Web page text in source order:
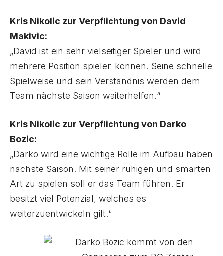
Kris Nikolic zur Verpflichtung von David
Makivic:
„David ist ein sehr vielseitiger Spieler und wird
mehrere Position spielen können. Seine schnelle
Spielweise und sein Verständnis werden dem
Team nächste Saison weiterhelfen.“
Kris Nikolic zur Verpflichtung von Darko
Bozic:
„Darko wird eine wichtige Rolle im Aufbau haben
nächste Saison. Mit seiner ruhigen und smarten
Art zu spielen soll er das Team führen. Er
besitzt viel Potenzial, welches es
weiterzuentwickeln gilt.“